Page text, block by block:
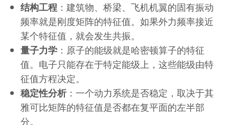
结构工程：建筑物、桥梁、飞机机翼的固有振动
频率就是刚度矩阵的特征值。如果外力频率接近
某个特征值，就会发生共振。
量子力学 ：原子的能级就是哈密顿算子的特征
值。电子只能存在于特定能级上，这些能级由特
征值方程决定。
稳定性分析：一个动力系统是否稳定，取决于其
雅可比矩阵的特征值是否都在复平面的左半部
分。